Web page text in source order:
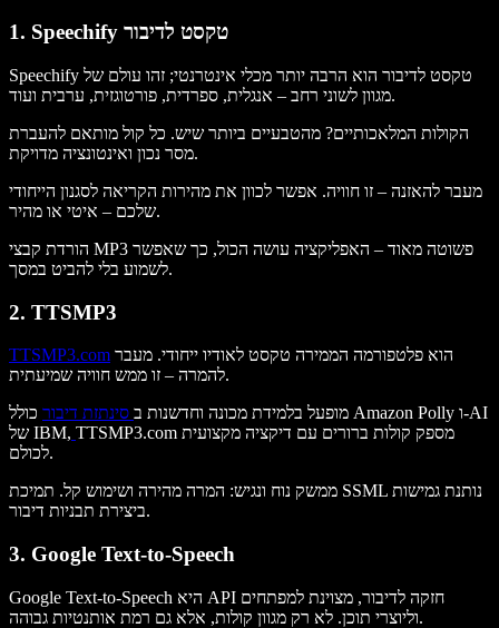
1. Speechify טקסט לדיבור
Speechify טקסט לדיבור הוא הרבה יותר מכלי אינטרנטי; זהו עולם של
מגוון לשוני רחב – אנגלית, ספרדית, פורטוגזית, ערבית ועוד.
הקולות המלאכותיים? מהטבעיים ביותר שיש. כל קול מותאם להעברת
מסר נכון ואינטונציה מדויקת.
מעבר להאזנה – זו חוויה. אפשר לכוון את מהירות הקריאה לסגנון הייחודי
שלכם – איטי או מהיר.
הורדת קבצי MP3 פשוטה מאוד – האפליקציה עושה הכול, כך שאפשר
לשמוע בלי להביט במסך.
2. TTSMP3
TTSMP3.com
להמרה – זו ממש חוויה שמיעתית.
מופעל בלמידת מכונה וחדשנות ב סינתזת דיבור כולל Amazon Polly ו-AI
של IBM, TTSMP3.com מספק קולות ברורים עם דיקציה מקצועית
לכולם.
ממשק נוח ונגיש: המרה מהירה ושימוש קל. תמיכת SSML נותנת גמישות
ביצירת תבניות דיבור.
3. Google Text-to-Speech
Google Text-to-Speech היא API חזקה לדיבור, מצוינת למפתחים
וליוצרי תוכן. לא רק מגוון קולות, אלא גם רמת אותנטיות גבוהה.